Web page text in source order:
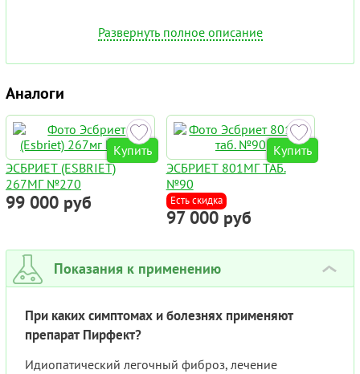
Развернуть полное описание
Аналоги
Купить
ЭСБРИЕТ (ESBRIET)
267МГ №270
99 000 руб
Купить
ЭСБРИЕТ 801МГ ТАБ.
№90
Есть скидка
97 000 руб
Показания к применению ›
При каких симптомах и болезнях применяют
препарат Пирфект?
Идиопатический легочный фиброз, лечение